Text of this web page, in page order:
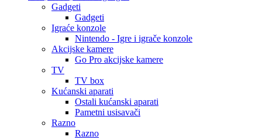
Gadgeti
Gadgeti
Igraće konzole
Nintendo - Igre i igrače konzole
Akcijske kamere
Go Pro akcijske kamere
TV
TV box
Kućanski aparati
Ostali kućanski aparati
Pametni usisavači
Razno
Razno